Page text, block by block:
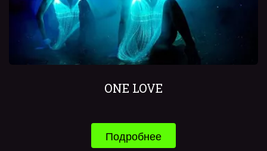
ONE LOVE
Подробнее